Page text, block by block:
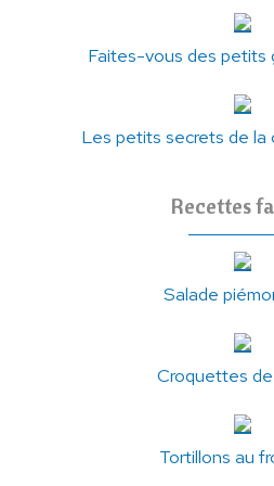
Faites-vous des petits
Les petits secrets de la
Recettes
Salade
Croquettes
Tortillons au